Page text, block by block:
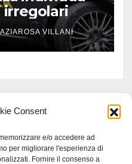
Consent
e/o accedere ad
per migliorare l'esperienza di
Fornire il consenso a
irregolari
VILLANI